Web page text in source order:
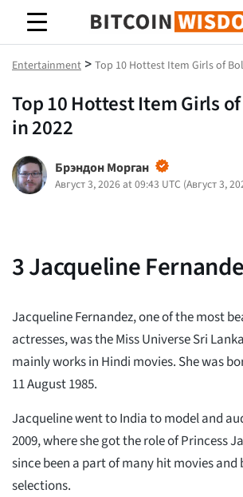
Биткойн Мудрость
Entertainment > Top 10 Hottest Item Girls of
Top 10 Hottest Item Girls
in 2022
Брэндон Морган
Август 3, 2026 at 09:43 UTC (Август 3,
3Jacqueline
Jacqueline Fernandez, one of the most
actresses, was the Miss Universe Sri
mainly works in Hindi movies. She was
11 August 1985.
Jacqueline went to India to model and
2009, where she got the role of Princess
since been a part of many hit movies and
selections.